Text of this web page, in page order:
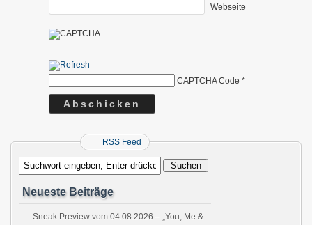
Webseite
CAPTCHA Code *
RSS Feed
Neueste Beiträge
Sneak Preview vom 04.08.2026 – „You, Me &